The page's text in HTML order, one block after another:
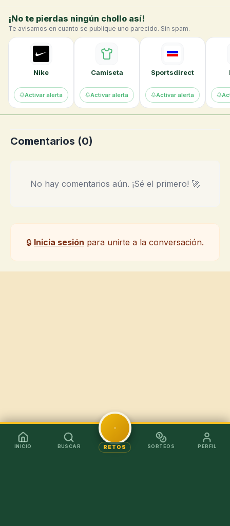
¡No te pierdas ningún chollo así!
Te avisamos en cuanto se publique uno parecido. Sin spam.
Nike
Activar alerta
Camiseta
Activar alerta
Sportsdirect
Activar alerta
Comentarios (0)
No hay comentarios aún. ¡Sé el primero! 🚀
🔒 Inicia sesión para unirte a la conversación.
INICIO BUSCAR RETOS SORTEOS PERFIL